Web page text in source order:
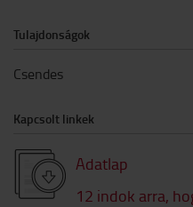
Tulajdonságok
Csendes
Kapcsolt linkek
Adatlap
12 indok arra,